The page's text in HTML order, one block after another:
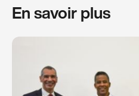
En savoir plus